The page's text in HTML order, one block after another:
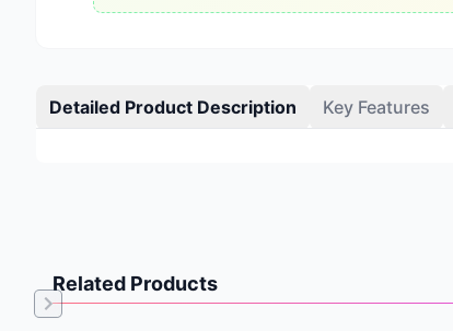
Detailed Product Description Key Features
Related Products